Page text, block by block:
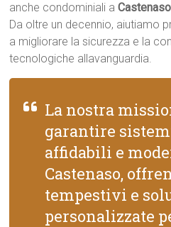
anche condominiali aCastenaso
Da oltre un decennio, aiutiamo
a migliorare la sicurezza e la
tecnologiche allavanguardia.
La nostra
garantire
affidabili e
Castenaso,
tempestivi e
personalizzate